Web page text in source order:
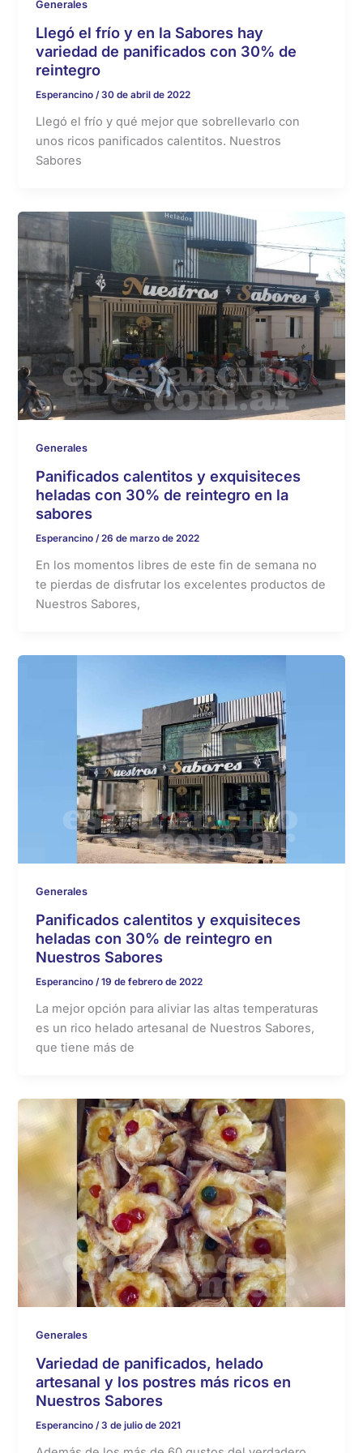
Generales
Llegó el frío y en la Sabores hay
variedad de panificados con 30% de
reintegro
Esperancino /30 de abril de 2022
Llegó el frío y qué mejor que sobrellevarlo con
unos ricos panificados calentitos. Nuestros
Sabores
Generales
Panificados calentitos y exquisiteces
heladas con 30% de reintegro en la
sabores
Esperancino/26 de marzo de 2022
En los momentos libres de este fin de semana no
te pierdas de disfrutar los excelentes productos de
Nuestros Sabores,
Generales
Panificados calentitos y exquisiteces
heladas con 30% de reintegro en
Nuestros Sabores
Esperancino/19 de febrero de 2022
La mejor opción para aliviar las altas temperaturas
es un rico helado artesanal de Nuestros Sabores,
que tiene más de
Generales
Variedad de panificados, helado
artesanal y los postres más ricos en
Nuestros Sabores
Esperancino/3 de julio de 2021